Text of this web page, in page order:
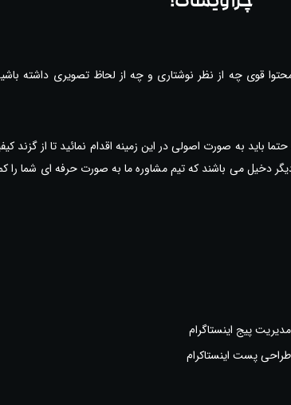
محتوا قوی چه از نظر نوشتاری و چه از لحاظ تصویری داشته
باید به صورت اصولی در این زمینه اقدام نمائید تا از گزند
دخیل می باشند که تیم مشاوره ما به صورت حرفه ای شما
پیج اینستاگرام
پست اینستاکرام